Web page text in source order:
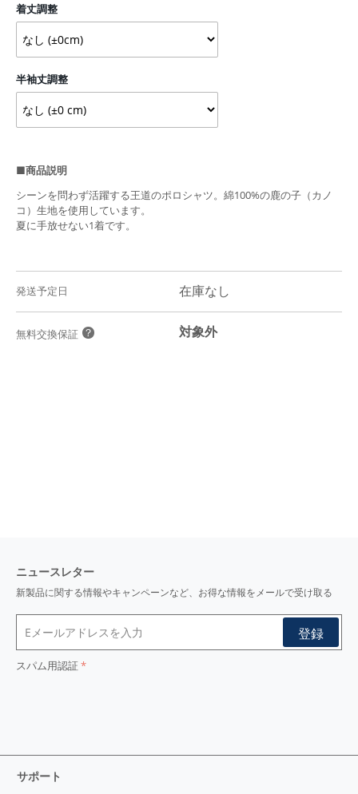
着丈調整
半袖丈調整
■商品説明
シーンを問わず活躍する王道のポロシャツ。綿100%の鹿の子（カノ
コ）生地を使用しています。
夏に手放せない1着です。
発送予定日 在庫なし
無料交換保証 ？ 対象外
ニュースレター
新製品に関する情報やキャンペーンなど、お得な情報をメールで受け取る
スパム用認証
サポート